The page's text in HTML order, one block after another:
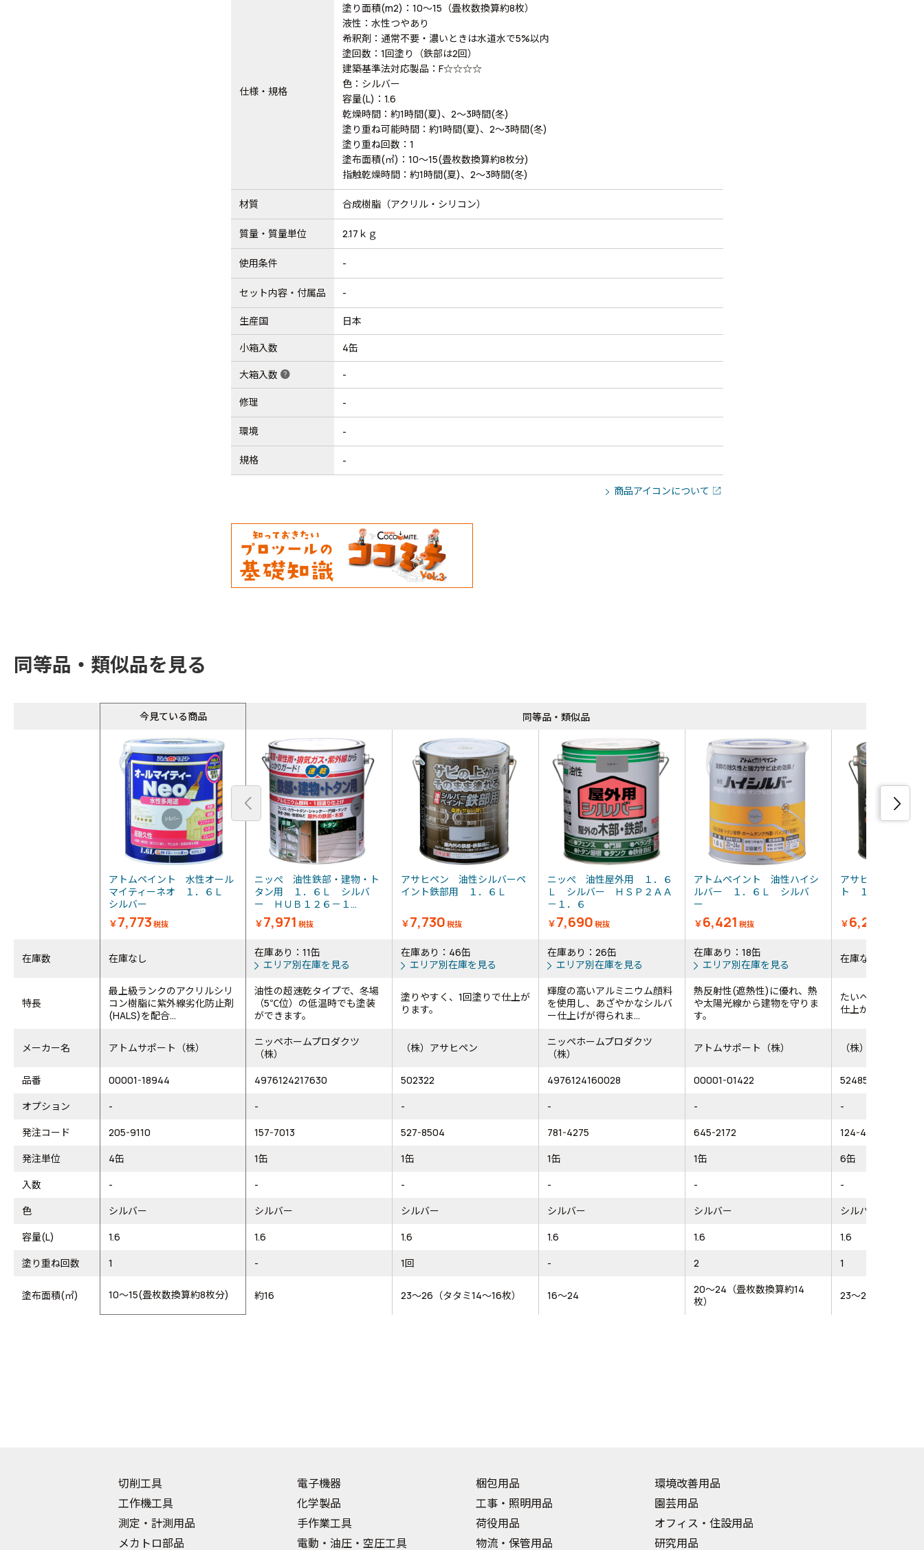
仕様・規格
塗り面積(m2)：10～15（畳枚数換算約8枚）
液性：水性つやあり
希釈剤：通常不要・濃いときは水道水で5%以内
塗回数：1回塗り（鉄部は2回）
建築基準法対応製品：F☆☆☆☆
色：シルバー
容量(L)：1.6
乾燥時間：約1時間(夏)、2～3時間(冬)
塗り重ね可能時間：約1時間(夏)、2～3時間(冬)
塗り重ね回数：1
塗布面積(㎡)：10～15(畳枚数換算約8枚分)
指触乾燥時間：約1時間(夏)、2～3時間(冬)
材質 合成樹脂（アクリル・シリコン）
質量・質量単位 2.17ｋｇ
使用条件 -
セット内容・付属品 -
生産国 日本
小箱入数 4缶
大箱入数 help -
修理 -
環境 -
規格 -
商品アイコンについて
同等品・類似品を見る
今見ている商品 同等品・類似品
アトムペイント 水性オール
マイティーネオ １．６Ｌ
シルバー
￥7,773 税抜
ニッぺ 油性鉄部・建物・ト
タン用 １．６Ｌ シルバ
ー ＨＵＢ１２６－１...
￥7,971 税抜
アサヒペン 油性シルバーペ
イント鉄部用 １．６Ｌ
￥7,730 税抜
ニッぺ 油性屋外用 １．６
Ｌ シルバー ＨＳＰ２ＡＡ
－１．６
￥7,690 税抜
アトムペイント 油性ハイシ
ルバー １．６Ｌ シルバ
ー
￥6,421 税抜
アサヒペン シル
ト １．６Ｌ シ
￥6,275
在庫数 在庫なし
在庫あり：11缶
エリア別在庫を見る
在庫あり：46缶
エリア別在庫を見る
在庫あり：26缶
エリア別在庫を見る
在庫あり：18缶
エリア別在庫を見る
在庫なし
特長
最上級ランクのアクリルシリ
コン樹脂に紫外線劣化防止剤
(HALS)を配合...
油性の超速乾タイプで、冬場
（5℃位）の低温時でも塗装
ができます。
塗りやすく、1回塗りで仕上が
ります。
輝度の高いアルミニウム顔料
を使用し、あざやかなシルバ
ー仕上げが得られま...
熱反射性(遮熱性)に優れ、熱
や太陽光線から建物を守りま
す。
たいへん塗り易く
仕上がります。
メーカー名 アトムサポート（株）
ニッペホームプロダクツ
（株）
（株）アサヒペン
ニッペホームプロダクツ
（株）
アトムサポート（株） （株）アサヒペン
品番 00001-18944 4976124217630 502322 4976124160028 00001-01422
524850
オプション
- - - - -
-
発注コード
205-9110 157-7013 527-8504 781-4275 645-2172
124-4033
発注単位
4缶 1缶 1缶 1缶 1缶
6缶
入数
- - - - -
-
色
シルバー シルバー シルバー シルバー シルバー
シルバー
容量(L)
1.6 1.6 1.6 1.6 1.6
1.6
塗り重ね回数
1 - 1回 - 2 1
塗布面積(㎡) 10～15(畳枚数換算約8枚分) 約16 23～26（タタミ14～16枚） 16～24
20～24（畳枚数換算約14
枚）
23～26
同等品・類似品
切削工具
工作機工具
測定・計測用品
メカトロ部品
電子機器
化学製品
手作業工具
電動・油圧・空圧工具
梱包用品
工事・照明用品
荷役用品
物流・保管用品
環境改善用品
園芸用品
オフィス・住設用品
研究用品